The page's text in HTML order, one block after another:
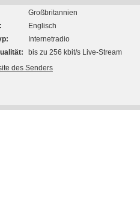
Großbritannien
Englisch
Internetradio
bis zu 256 kbit/s Live-Stream
des Senders